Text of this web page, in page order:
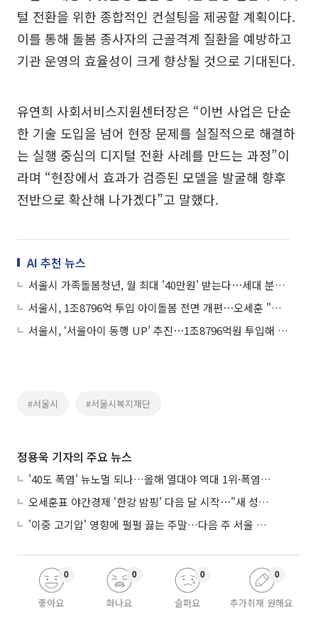
털 전환을 위한 종합적인 컨설팅을 제공할 계획이다.
이를 통해 돌봄 종사자의 근골격계 질환을 예방하고
기관 운영의 효율성이 크게 향상될 것으로 기대된다.
유연희 사회서비스지원센터장은 “이번 사업은 단순
한 기술 도입을 넘어 현장 문제를 실질적으로 해결하
는 실행 중심의 디지털 전환 사례를 만드는 과정”이
라며 “현장에서 효과가 검증된 모델을 발굴해 향후
전반으로 확산해 나가겠다”고 말했다.
AI 추천 뉴스
서울시 가족돌봄청년, 월 최대 '40만원' 받는다⋯세대 분리 예외 인정
서울시, 1조8796억 투입 아이돌봄 전면 개편⋯오세훈 "선심성 정책 아니야"
서울시, ‘서울아이 동행 UP’ 추진⋯1조8796억원 투입해 ‘아이돌봄’ 확대
#서울시 #서울시복지재단
정용욱 기자의 주요 뉴스
'40도 폭염' 뉴노멀 되나…올해 열대야 역대 1위·폭염일수 평년 3배 넘어
오세훈표 야간경제 '한강 밤핑' 다음 달 시작⋯"새 성장동력 만들 것"
'이중 고기압' 영향에 펄펄 끓는 주말…다음 주 서울 포함 서쪽이 더 덥다
좋아요
0
화나요
0
슬퍼요
0
추가취재 원해요
0